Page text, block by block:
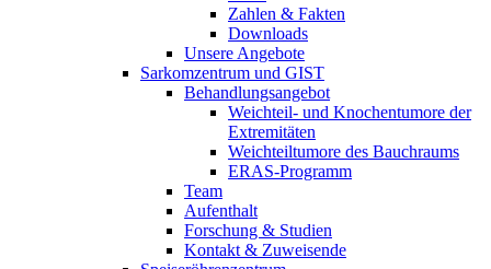
Zahlen & Fakten
Downloads
Unsere Angebote
Sarkomzentrum und GIST
Behandlungsangebot
Weichteil- und Knochentumore der
Extremitäten
Weichteiltumore des Bauchraums
ERAS-Programm
Team
Aufenthalt
Forschung & Studien
Kontakt & Zuweisende